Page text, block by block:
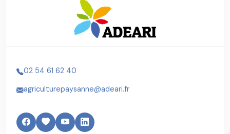
02 54 61 62 40
agriculturepaysanne@adeari.fr